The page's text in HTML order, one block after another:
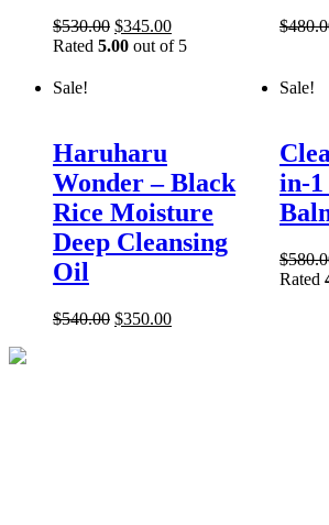
$530.00 $345.00
Rated 5.00 out of 5
$
Sale!
Haruharu
Wonder – Black
Rice Moisture
Deep Cleansing
Oil
$540.00 $350.00
Sale!
in-1
$
Rated